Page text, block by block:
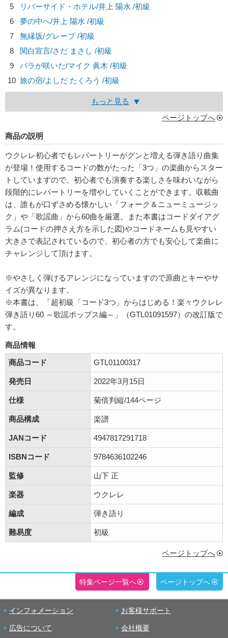
5
リバーサイド・ホテル/井上 陽水 /初級
6
夢の中へ/井上 陽水 /初級
7
無縁坂/グレープ/初級
8
関白宣言/さだ まさし /初級
9
バラが咲いた/マイク 眞木 /初級
10 旅の宿/よしだ たくろう /初級
もっと見る
ページトップへ
商品の説明
ウクレレ初心者でもレパートリーがグンと増える弾き語り曲集
が登場！使用するコードの数がたった「3つ」の楽曲からスター
トしていますので、初心者でも演奏する楽しさを味わいながら
段階的にレパートリーを増やしていくことができます。収載曲
は、誰もが口ずさめる懐かしい「フォーク＆ニューミュージッ
ク」や「歌謡曲」から60曲を厳選。また本書はコードダイアグ
ラム(コードの押さえ方を示した図)やコードネームも見やすい
大きさで表記されているので、初心者の方でも安心して楽曲に
チャレンジして頂けます。
※やさしく弾けるアレンジになっていますので原曲とキーやサ
イズが異なります。
※本書は、「超初級「コード3つ」からはじめる！楽々ウクレレ
弾き語り60 ～歌謡ポップス編～」（GTL01091597）の改訂版で
す。
商品情報
商品コード
GTL01100317
発売日 2022年3月15日
仕様 菊倍判縦/144ページ
商品構成 楽譜
JANコード 4947817291718
ISBNコード 9784636102246
監修 山下 正
楽器 ウクレレ
編成 弾き語り
難易度 初級
ページトップへ
特集ページ一覧へ ページトップへ
インフォメーション お客様サポート
広告について 会社概要